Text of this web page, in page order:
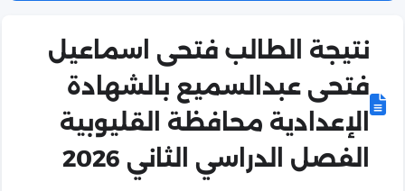
نتيجة الطالب فتحى اسماعيل
فتحى عبدالسميع بالشهادة
الإعدادية محافظة القليوبية
الفصل الدراسي الثاني 2026